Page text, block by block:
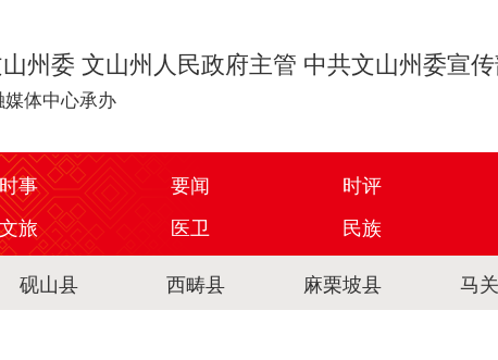
州委 文山州人民政府主管 中共文山州委宣
体中心承办
时事 要闻
时评
文旅 医卫
民族
砚山县 西畴县 麻栗坡县 马